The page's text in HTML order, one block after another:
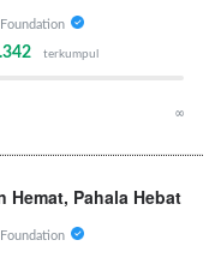
terkumpul
∞
Hemat, Pahala Hebat